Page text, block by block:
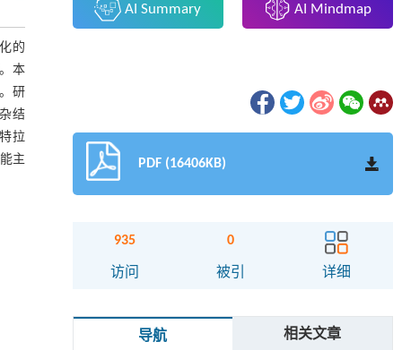
的
本
研
结
拉
主
AI Summary AI Mindmap
PDF (16406KB)
935
访问
0
被引 详细
导航 相关文章
摘要
Key words